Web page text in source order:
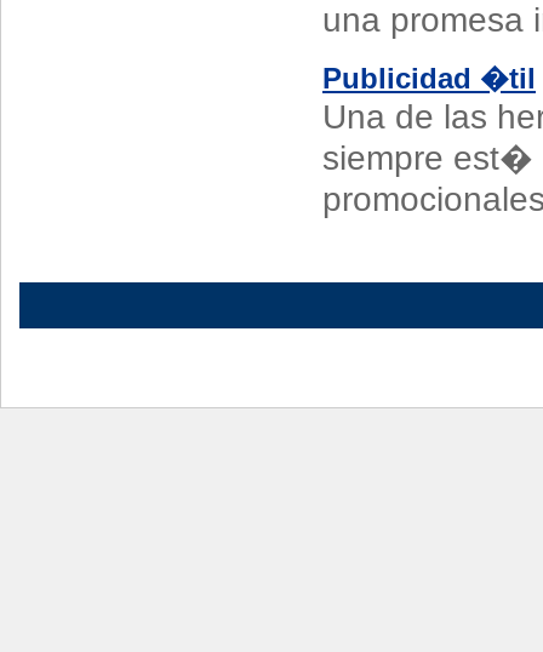
una promesa
Publicidad �til
Una de las
siempre est�